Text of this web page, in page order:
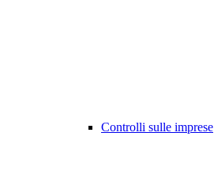
Controlli sulle imprese